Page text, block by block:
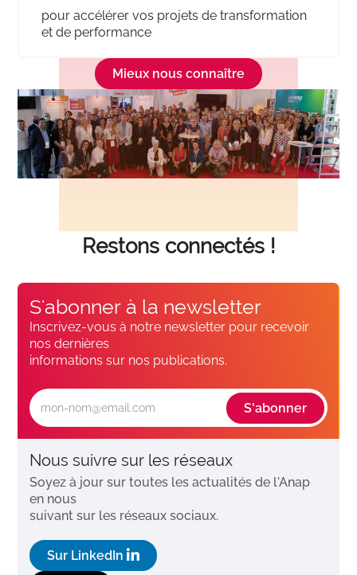
pour accélérer vos projets de transformation
et de performance​
Mieux nous connaître
Restons connectés !
S'abonner à la newsletter
Inscrivez-vous à notre newsletter pour recevoir
nos dernières
informations sur nos publications.
S'abonner
Nous suivre sur les réseaux
Soyez à jour sur toutes les actualités de l'Anap
en nous
suivant sur les réseaux sociaux.
Sur LinkedIn social_linkedin